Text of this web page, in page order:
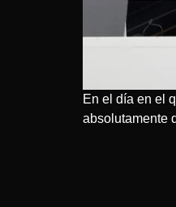
En el día en el
absolutamente